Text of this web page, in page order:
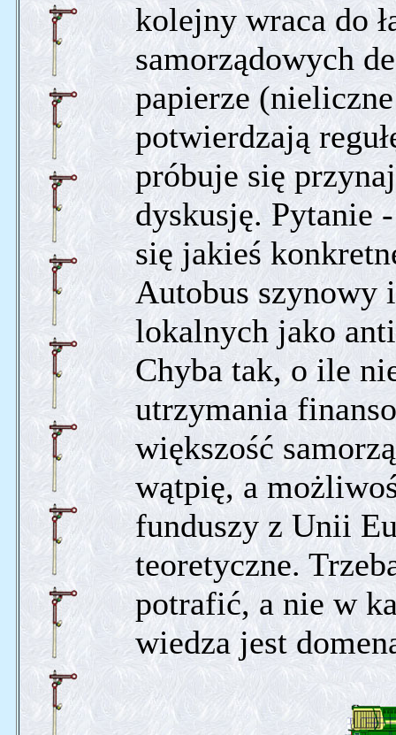
kolejny wraca do
samorządowych
papierze
potwierdzają
próbuje się
dyskusję. Pytanie
się jakieś
Autobus szynowy
lokalnych jako
Chyba tak, o ile
utrzymania
większość
wątpię, a
funduszy z Unii
teoretyczne.
potrafić, a nie w
wiedza jest